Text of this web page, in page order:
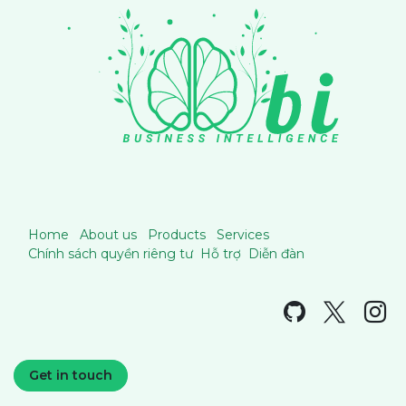
Home About us Products
Services
Chính sách quyền riêng tư Hỗ trợ Diễn đàn
Get in touch